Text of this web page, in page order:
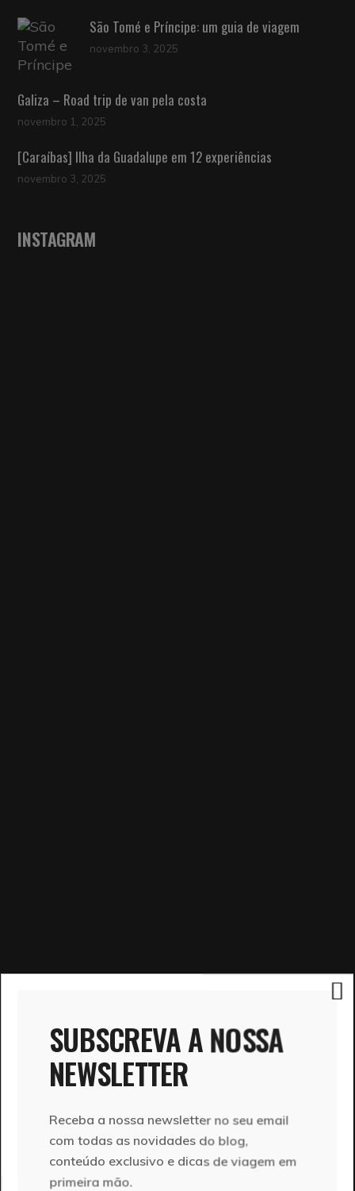
São Tomé e Príncipe: um guia de viagem
novembro 3, 2025
Galiza – Road trip de van pela costa
novembro 1, 2025
[Caraíbas] Ilha da Guadalupe em 12 experiências
novembro 3, 2025
INSTAGRAM
SUBSCREVA A NOSSA
NEWSLETTER
Receba a nossa newsletter no seu email
com todas as novidades do blog,
conteúdo exclusivo e dicas de viagem em
primeira mão.